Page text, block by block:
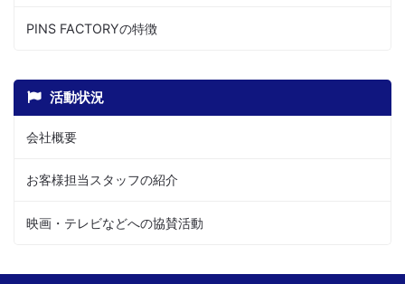
PINS FACTORYの特徴
活動状況
会社概要
お客様担当スタッフの紹介
映画・テレビなどへの協賛活動